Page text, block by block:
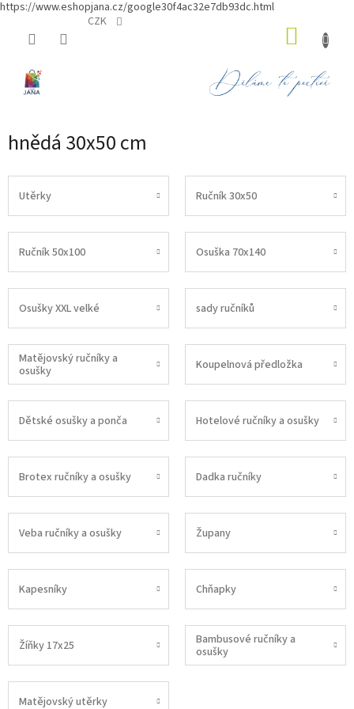
https://www.eshopjana.cz/google30f4ac32e7db93dc.html
CZK
hnědá 30x50 cm
Utěrky Ručník 30x50
Ručník 50x100 Osuška 70x140
Osušky XXL velké sady ručníků
Matějovský ručníky a
osušky
Koupelnová předložka
Dětské osušky a ponča Hotelové ručníky a osušky
Brotex ručníky a osušky Dadka ručníky
Veba ručníky a osušky Župany
Kapesníky Chňapky
Žíňky 17x25
Bambusové ručníky a
osušky
Matějovský utěrky